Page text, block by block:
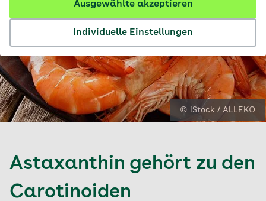
Individuelle Einstellungen
Ausgewählte akzeptieren
© iStock / ALLEKO
Astaxanthin gehört zu den
Carotinoiden